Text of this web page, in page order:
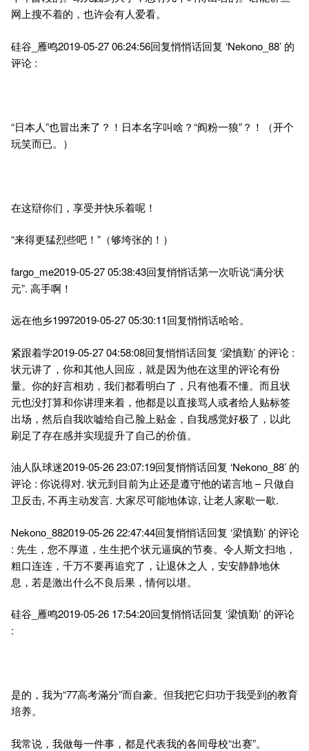
网上搜不着的，也许会有人爱看。
硅谷_雁鸣2019-05-27 06:24:56回复悄悄话回复 ‘Nekono_88’ 的
评论 :
“日本人”也冒出来了？！日本名字叫啥？“阎粉一狼”？！（开个
玩笑而已。）
在这辯你们，享受并快乐着呢！
“来得更猛烈些吧！”（够垮张的！）
fargo_me2019-05-27 05:38:43回复悄悄话第一次听说“满分状
元”. 高手啊！
远在他乡19972019-05-27 05:30:11回复悄悄话哈哈。
紧跟着学2019-05-27 04:58:08回复悄悄话回复 ‘梁慎勤’ 的评论 :
状元讲了，你和其他人回应，就是因为他在这里的评论有份
量。你的好言相劝，我们都看明白了，只有他看不懂。而且状
元也没打算和你讲理来着，他都是以直接骂人或者给人贴标签
出场，然后自我吹嘘给自己脸上贴金，自我感觉好极了，以此
刷足了存在感并实现提升了自己的价值。
油人队球迷2019-05-26 23:07:19回复悄悄话回复 ‘Nekono_88’ 的
评论 : 你说得对. 状元到目前为止还是遵守他的诺言地 – 只做自
卫反击, 不再主动发言. 大家尽可能地体谅, 让老人家歇一歇.
Nekono_882019-05-26 22:47:44回复悄悄话回复 ‘梁慎勤’ 的评论
: 先生，您不厚道，生生把个状元逼疯的节奏。令人斯文扫地，
粗口连连，千万不要再追究了，让退休之人，安安静静地休
息，若是激出什么不良后果，情何以堪。
硅谷_雁鸣2019-05-26 17:54:20回复悄悄话回复 ‘梁慎勤’ 的评论
:
是的，我为“77高考滿分”而自豪。但我把它归功于我受到的教育
培养。
我常说，我做每一件事，都是代表我的各间母校“出赛”。